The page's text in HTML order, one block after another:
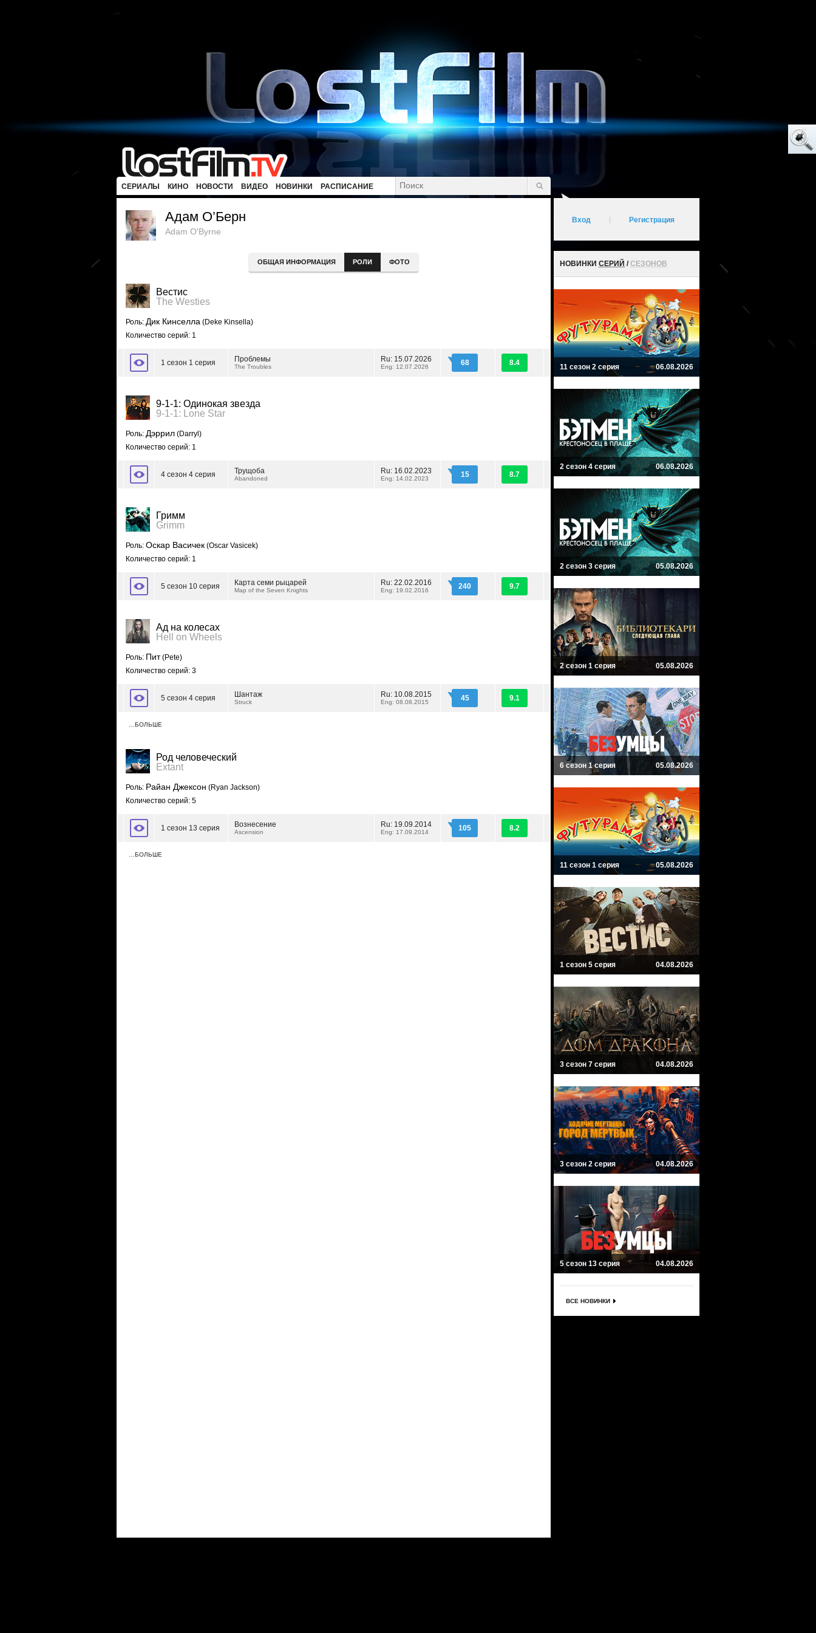
СЕРИАЛЫ КИНО НОВОСТИ ВИДЕО НОВИНКИ РАСПИСАНИЕ
Адам О’Берн
Adam O'Byrne
ОБЩАЯ ИНФОРМАЦИЯ РОЛИ ФОТО
Вестис
The Westies
Роль: Дик Кинселла (Deke Kinsella)
Количество серий: 1
1 сезон 1 серия Проблемы
The Troubles
Ru: 15.07.2026
Eng: 12.07.2026 68 8.4
9-1-1: Одинокая звезда
9-1-1: Lone Star
Роль: Дэррил (Darryl)
Количество серий: 1
4 сезон 4 серия Трущоба
Abandoned
Ru: 16.02.2023
Eng: 14.02.2023 15 8.7
Гримм
Grimm
Роль: Оскар Васичек (Oscar Vasicek)
Количество серий: 1
5 сезон 10 серия Карта семи рыцарей
Map of the Seven Knights
Ru: 22.02.2016
Eng: 19.02.2016 240 9.7
Ад на колесах
Hell on Wheels
Роль: Пит(Pete)
Количество серий: 3
5 сезон 4 серия Шантаж
Struck
Ru: 10.08.2015
Eng: 08.08.2015 45 9.1
…БОЛЬШЕ
Род человеческий
Extant
Роль: Райан Джексон (Ryan Jackson)
Количество серий: 5
1 сезон 13 серия Вознесение
Ascension
Ru: 19.09.2014
Eng: 17.09.2014 105 8.2
…БОЛЬШЕ
Вход Регистрация
НОВИНКИ СЕРИЙ /СЕЗОНОВ
11 сезон 2 серия 06.08.2026
2 сезон 4 серия 06.08.2026
2 сезон 3 серия 05.08.2026
2 сезон 1 серия 05.08.2026
6 сезон 1 серия 05.08.2026
11 сезон 1 серия 05.08.2026
1 сезон 5 серия 04.08.2026
3 сезон 7 серия 04.08.2026
3 сезон 2 серия 04.08.2026
5 сезон 13 серия 04.08.2026
ВСЕ НОВИНКИ